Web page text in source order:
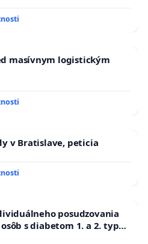
masívnym logistickým
v Bratislave, peticia
posudzovania
s diabetom 1. a 2. typu
zboru SR